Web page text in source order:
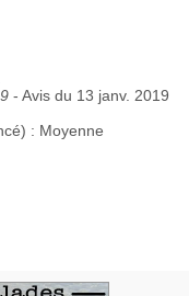
- Avis du 13 janv. 2019
: Moyenne